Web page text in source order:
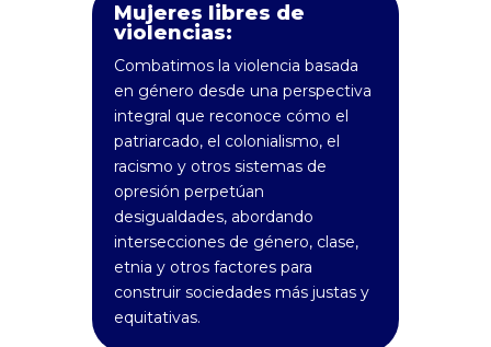
Mujeres libres de
violencias:
Combatimos la violencia basada
en género desde una perspectiva
integral que reconoce cómo el
patriarcado, el colonialismo, el
racismo y otros sistemas de
opresión perpetúan
desigualdades, abordando
intersecciones de género, clase,
etnia y otros factores para
construir sociedades más justas y
equitativas.